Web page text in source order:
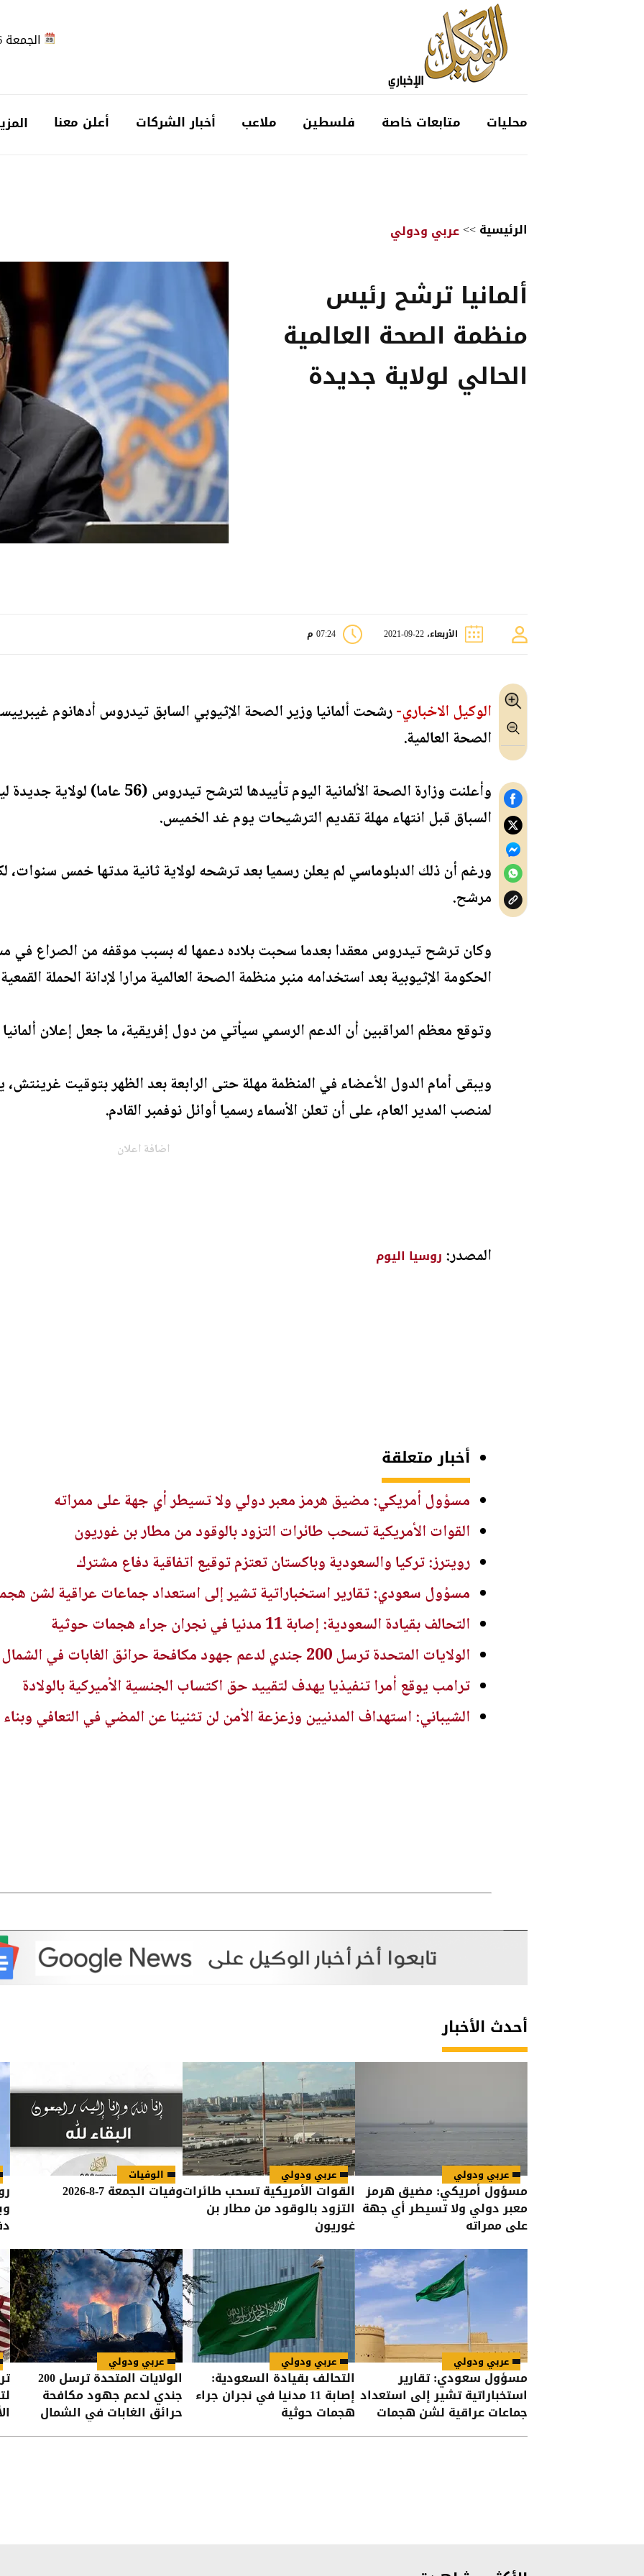
الجمعة 2026-08-07
محليات متابعات خاصة فلسطين ملاعب أخبار الشركات أعلن معنا
الرئيسية>>عربي ودولي
ألمانيا ترشح رئيس
منظمة الصحة العالمية
الحالي لولاية جديدة
الأربعاء، 22-09-2021 07:24 م
الوكيل الاخباري-رشحت ألمانيا وزير الصحة الإثيوبي السابق تيدروس أدهانوم
الصحة العالمية.
وأعلنت وزارة الصحة الألمانية اليوم
السباق قبل انتهاء مهلة تقديم الترشيحات يوم غد الخميس.
ورغم أن ذلك الدبلوماسي لم يعلن رسميا بعد ترشحه لولاية ثانية مدتها خمس سنوات،
مرشح.
وكان ترشح تيدروس معقدا بعدما سحبت بلاده دعمها له بسبب موقفه من الصراع في
الحكومة الإثيوبية بعد استخدامه منبر منظمة الصحة العالمية مرارا لإدانة الحملة
وتوقع معظم المراقبين أن الدعم الرسمي سيأتي من دول إفريقية، ما جعل إعلان
ويبقى أمام الدول الأعضاء في المنظمة مهلة حتى الرابعة بعد الظهر بتوقيت
لمنصب المدير العام، على أن تعلن الأسماء رسميا أوائل نوفمبر القادم.
اضافة اعلان
المصدر: روسيا اليوم
أخبار متعلقة
مسؤول أمريكي: مضيق هرمز معبر دولي ولا تسيطر أي جهة على ممراته
القوات الأمريكية تسحب طائرات التزود بالوقود من مطار بن غوريون
رويترز: تركيا والسعودية وباكستان تعتزم توقيع اتفاقية دفاع مشترك
مسؤول سعودي: تقارير استخباراتية تشير إلى استعداد جماعات عراقية لشن
التحالف بقيادة السعودية: إصابة 11 مدنيا في نجران جراء هجمات حوثية
الولايات المتحدة ترسل 200 جندي لدعم جهود مكافحة حرائق الغابات في الشمال الغربي
ترامب يوقع أمرا تنفيذيا يهدف لتقييد حق اكتساب الجنسية الأميركية بالولادة
الشيباني: استهداف المدنيين وزعزعة الأمن لن تثنينا عن المضي في التعافي وبناء
أحدث الأخبار
عربي ودولي
مسؤول أمريكي: مضيق هرمز
معبر دولي ولا تسيطر أي جهة
على ممراته
عربي ودولي
القوات الأمريكية تسحب طائرات
التزود بالوقود من مطار بن
غوريون
الوفيات
وفيات الجمعة 7-8-2026
عربي ودولي
مسؤول سعودي: تقارير
استخباراتية تشير إلى استعداد
جماعات عراقية لشن هجمات
عربي ودولي
التحالف بقيادة السعودية:
إصابة 11 مدنيا في نجران جراء
هجمات حوثية
عربي ودولي
الولايات المتحدة ترسل 200
جندي لدعم جهود مكافحة
حرائق الغابات في الشمال